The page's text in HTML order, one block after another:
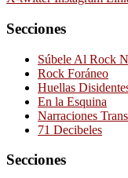
Secciones
Súbele Al Rock
Rock Foráneo
Huellas
En la Esquina
Narraciones
71 Decibeles
Secciones